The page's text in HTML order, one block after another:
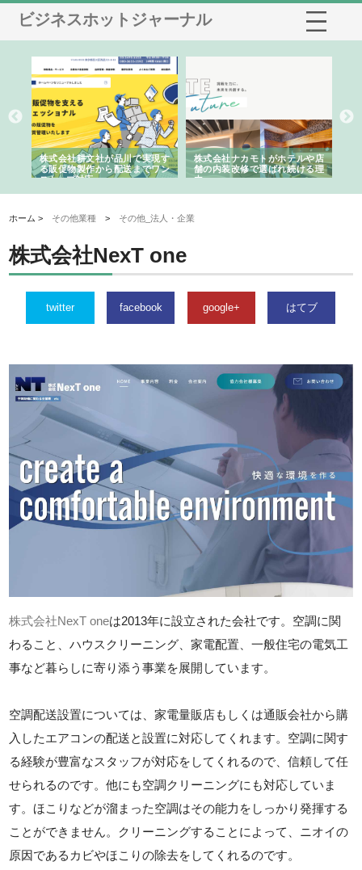
ビジネスホットジャーナル
株式会社耕文社が品川で実現す
る販促物製作から配送までワン
ストップ対応
株式会社ナカモトがホテルや店
舗の内装改修で選ばれ続ける理
由
ホーム > その他業種 > その他_法人・企業
株式会社NexT one
twitter facebook google+ はてブ
株式会社NexT oneは2013年に設立された会社です。空調に関
わること、ハウスクリーニング、家電配置、一般住宅の電気工
事など暮らしに寄り添う事業を展開しています。
空調配送設置については、家電量販店もしくは通販会社から購
入したエアコンの配送と設置に対応してくれます。空調に関す
る経験が豊富なスタッフが対応をしてくれるので、信頼して任
せられるのです。他にも空調クリーニングにも対応していま
す。ほこりなどが溜まった空調はその能力をしっかり発揮する
ことができません。クリーニングすることによって、ニオイの
原因であるカビやほこりの除去をしてくれるのです。